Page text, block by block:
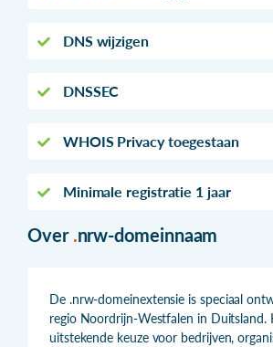
DNS wijzigen
DNSSEC
WHOIS Privacy toegestaan
Minimale registratie 1 jaar
Over .nrw-domeinnaam
De .nrw-domeinextensie is speciaal
regio Noordrijn-Westfalen in Duitsland.
uitstekende keuze voor bedrijven,